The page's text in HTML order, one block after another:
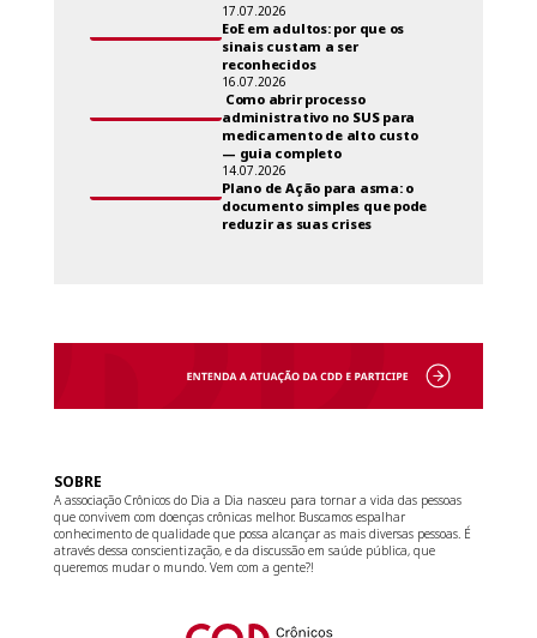
17.07.2026
EoE em adultos: por que os
sinais custam a ser
reconhecidos
16.07.2026
Como abrir processo
administrativo no SUS para
medicamento de alto custo
— guia completo
14.07.2026
Plano de Ação para asma: o
documento simples que pode
reduzir as suas crises
SOBRE
A associação Crônicos do Dia a Dia nasceu para tornar a vida das pessoas
que convivem com doenças crônicas melhor. Buscamos espalhar
conhecimento de qualidade que possa alcançar as mais diversas pessoas. É
através dessa conscientização, e da discussão em saúde pública, que
queremos mudar o mundo. Vem com a gente?!